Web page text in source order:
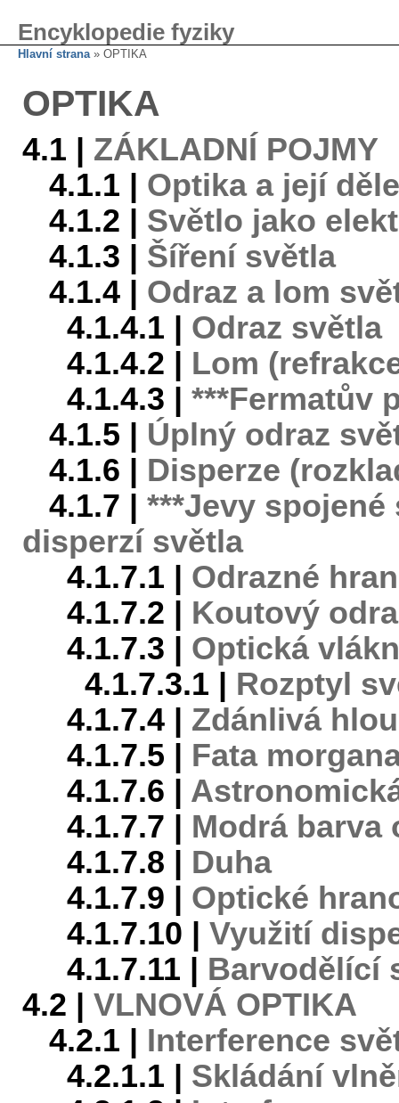
Encyklopedie fyziky
Hlavní strana» OPTIKA
OPTIKA
4.1 | ZÁKLADNÍ POJMY
4.1.1 | Optika a její
4.1.2 | Světlo jako
4.1.3 | Šíření světla
4.1.4 | Odraz a lom
4.1.4.1 | Odraz světla
4.1.4.2 | Lom
4.1.4.3 | ***Fermatův
4.1.5 | Úplný odraz
4.1.6 | Disperze
4.1.7 | ***Jevy spojené
disperzí světla
4.1.7.1 | Odrazné
4.1.7.2 | Koutový
4.1.7.3 | Optická
4.1.7.3.1 | Rozptyl
4.1.7.4 | Zdánlivá
4.1.7.5 | Fata
4.1.7.6 |
4.1.7.7 | Modrá barva
4.1.7.8 | Duha
4.1.7.9 | Optické
4.1.7.10 | Využití
4.1.7.11 | Barvodělící
4.2 | VLNOVÁ OPTIKA
4.2.1 | Interference
4.2.1.1 | Skládání